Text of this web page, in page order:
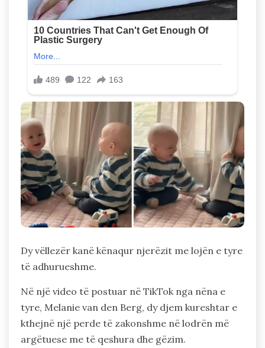
Dy vëllezër kanë kënaqur njerëzit me lojën e tyre
të adhurueshme.
Në një video të postuar në TikTok nga nëna e
tyre, Melanie van den Berg, dy djem kureshtar e
kthejnë një perde të zakonshme në lodrën më
argëtuese me të qeshura dhe gëzim.